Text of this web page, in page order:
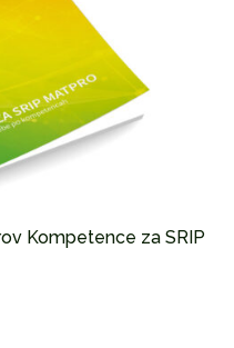
Kompetence za SRIP